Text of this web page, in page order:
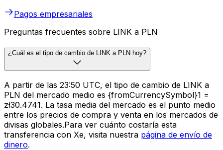
Pagos empresariales
Preguntas frecuentes sobre LINK a PLN
¿Cuál es el tipo de cambio de LINK a PLN hoy?
A partir de las 23:50 UTC, el tipo de cambio de LINK a
PLN del mercado medio es {fromCurrencySymbol}1 =
zł30.4741. La tasa media del mercado es el punto medio
entre los precios de compra y venta en los mercados de
divisas globales.Para ver cuánto costaría esta
transferencia con Xe, visita nuestra página de envío de
dinero.